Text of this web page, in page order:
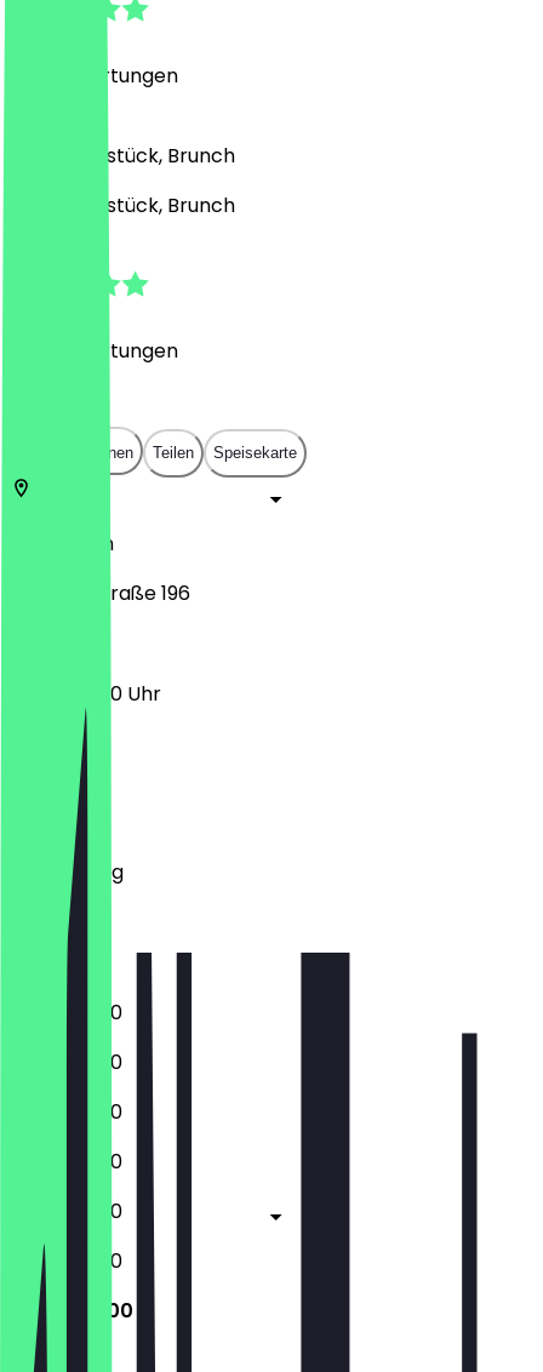
Bewertungen
Café, Frühstück, Brunch
Café, Frühstück, Brunch
Bewertungen
In App öffnen Teilen Speisekarte
Köln
Neusser Straße 196
10:00 - 18:00 Uhr
Montag
Dienstag
Mittwoch
Donnerstag
Freitag
Samstag
Sonntag
10:00 - 18:00
10:00 - 18:00
10:00 - 18:00
10:00 - 18:00
10:00 - 18:00
10:00 - 18:00
10:00 - 18:00